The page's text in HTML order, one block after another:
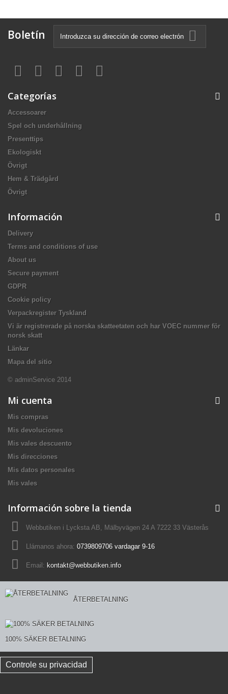
Boletín
Categorías
Accessoarer
Spel och underhållning
Presenttips
Ekologiskt
Övrigt
Hem & Trädgård
Övrigt
Información
Delivery
Terms and conditions of use
About us
Secure payment
GDPR
Cookie policy
Verpackregister Tyskland
Vi är registrerade på norska skatteetaten och har VOEC nummer för
norsk skatt
Länkar
Mapa del sitio
© adminService 2014
Mi cuenta
Mis compras
Mis devoluciones
Mis vales descuento
Mis direcciones
Mis datos personales
Mis vales
Información sobre la tienda
Webbutiken i Lycksta AB, Mälbyvägen 24 A 7222 33 Västerås
Llámanos ahora: 0739809706 vardagar 9-16
Email: kontakt@webbutiken.info
ÅTERBETALNING
100% SÄKER BETALNING
Controle su privacidad